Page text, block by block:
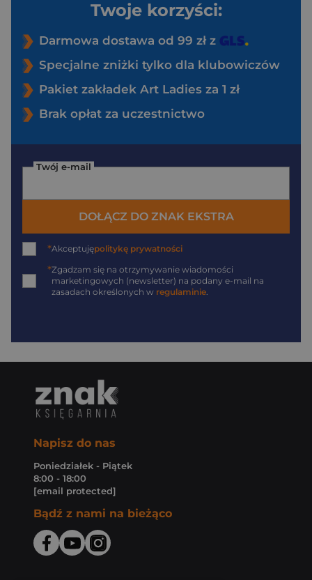
Twoje korzyści:
Darmowa dostawa od 99 zł z
Specjalne zniżki tylko dla klubowiczów
Pakiet zakładek Art Ladies za 1 zł
Brak opłat za uczestnictwo
Twój e-mail
DOŁĄCZ DO ZNAK EKSTRA
*Akceptujępolitykę prywatności
*Zgadzam się na otrzymywanie wiadomości
marketingowych (newsletter) na podany e-mail na
zasadach określonych w regulaminie
Napisz do nas
Poniedziałek - Piątek
8:00 - 18:00
[email protected]
Bądź z nami na bieżąco